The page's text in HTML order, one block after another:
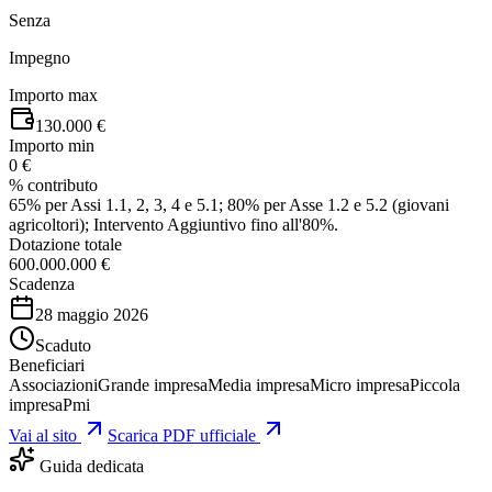
Senza
Impegno
Importo max
130.000 €
Importo min
0 €
% contributo
65% per Assi 1.1, 2, 3, 4 e 5.1; 80% per Asse 1.2 e 5.2 (giovani
agricoltori); Intervento Aggiuntivo fino all'80%.
Dotazione totale
600.000.000 €
Scadenza
28 maggio 2026
Scaduto
Beneficiari
AssociazioniGrande impresaMedia impresaMicro impresaPiccola
impresaPmi
Vai al sito
Scarica PDF ufficiale
Guida dedicata